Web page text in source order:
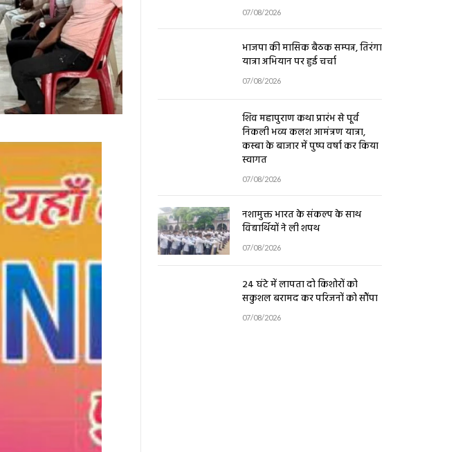
07/08/2026
भाजपा की मासिक बैठक सम्पन्न, तिरंगा
यात्रा अभियान पर हुई चर्चा
07/08/2026
शिव महापुराण कथा प्रारंभ से पूर्व
निकली भव्य कलश आमंत्रण यात्रा,
कस्बा के बाजार में पुष्प वर्षा कर किया
स्वागत
07/08/2026
नशामुक्त भारत के संकल्प के साथ
विद्यार्थियों ने ली शपथ
07/08/2026
24 घंटे में लापता दो किशोरों को
सकुशल बरामद कर परिजनों को सौंपा
07/08/2026